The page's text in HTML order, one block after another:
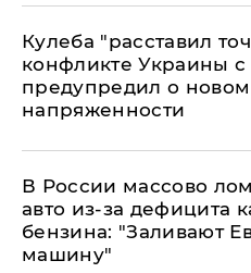
Кулеба "расставил
конфликте Украины
предупредил о новом
напряженности
В России массово
авто из-за дефицита
бензина: "Заливают
машину"